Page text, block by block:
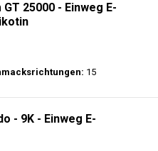
25000 - Einweg E-
15
- 9K - Einweg E-